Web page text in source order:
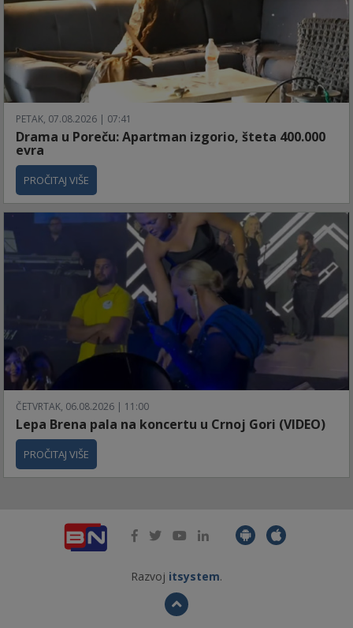
PETAK, 07.08.2026 | 07:41
Drama u Poreču: Apartman izgorio, šteta 400.000
evra
PROČITAJ VIŠE
ČETVRTAK, 06.08.2026 | 11:00
Lepa Brena pala na koncertu u Crnoj Gori (VIDEO)
PROČITAJ VIŠE
Razvoj itsystem.